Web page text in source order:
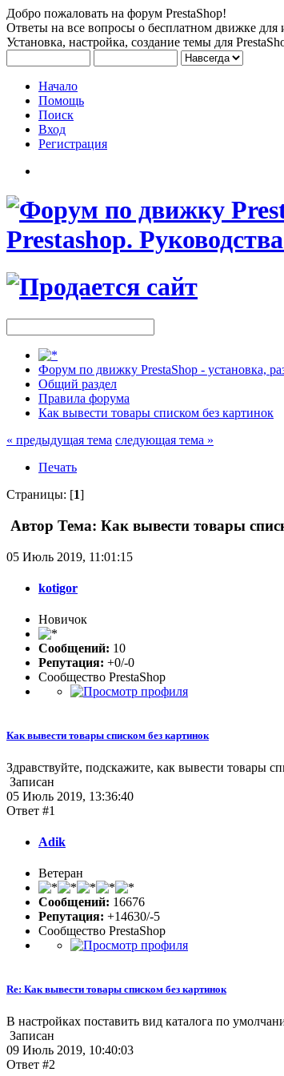
Добро пожаловать на форум PrestaShop!
Ответы на все вопросы о бесплатном движке для
Установка, настройка, создание темы для
Начало
Помощь
Поиск
Вход
Регистрация
Форум по движку PrestaShop - установка,
Общий раздел
Правила форума
Как вывести товары списком без картинок
« предыдущая тема следующая тема »
Печать
Страницы: [1]
Автор Тема: Как вывести товары
05 Июль 2019, 11:01:15
kotigor
Новичок
Сообщений: 10
Репутация: +0/-0
Сообщество PrestaShop
Как вывести товары списком без картинок
Здравствуйте, подскажите, как вывести товары
Записан
05 Июль 2019, 13:36:40
Ответ #1
Adik
Ветеран
Сообщений: 16676
Репутация: +14630/-5
Сообщество PrestaShop
Re: Как вывести товары списком без картинок
В настройках поставить вид каталога по
Записан
09 Июль 2019, 10:40:03
Ответ #2